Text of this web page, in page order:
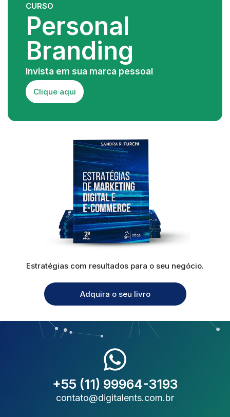
CURSO
Personal
Branding
Invista em sua marca pessoal
Clique aqui
Estratégias com resultados para o seu negócio.
Adquira o seu livro
+55 (11) 99964-3193
contato@digitalents.com.br